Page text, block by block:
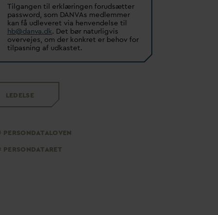
Tilgangen til erklæringen forudsætter
password, som DANVAs medlemmer
kan få udleveret via henvendelse til
hb@danva.dk. Det bør naturligvis
overvejes, om der konkret er behov for
tilpasning af udkastet.
LEDELSE
PERSONDATALOVEN
PERSONDATARET